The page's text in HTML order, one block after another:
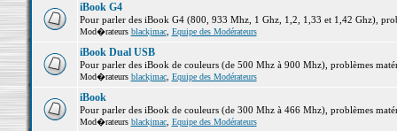
iBook G4
Pour parler des iBook G4 (800, 933 Mhz, 1 Ghz, 1,2, 1,33 et 1,42 Ghz),
Mod�rateurs blackjmac, Equipe des Modérateurs
iBook Dual USB
Pour parler des iBook de couleurs (de 500 Mhz à 900 Mhz), problèmes
Mod�rateurs blackjmac, Equipe des Modérateurs
iBook
Pour parler des iBook de couleurs (de 300 Mhz à 466 Mhz), problèmes
Mod�rateurs blackjmac, Equipe des Modérateurs